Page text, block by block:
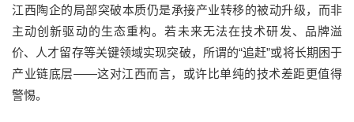
江西陶企的局部突破本质仍是承接产业转移的被动升级，而非
主动创新驱动的生态重构。若未来无法在技术研发、品牌溢
价、人才留存等关键领域实现突破，所谓的“追赶”或将长期困于
产业链底层——这对江西而言，或许比单纯的技术差距更值得
警惕。